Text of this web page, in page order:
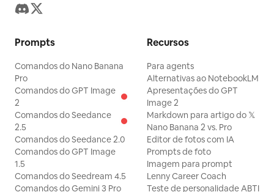
Prompts
Comandos do Nano Banana
Pro
Comandos do GPT Image
2
Comandos do Seedance
2.5
Comandos do Seedance 2.0
Comandos do GPT Image
1.5
Comandos do Seedream 4.5
Comandos do Gemini 3 Pro
Recursos
Para agents
Alternativas ao NotebookLM
Apresentações do GPT
Image 2
Markdown para artigo do 𝕏
Nano Banana 2 vs. Pro
Editor de fotos com IA
Prompts de foto
Imagem para prompt
Lenny Career Coach
Teste de personalidade ABTI